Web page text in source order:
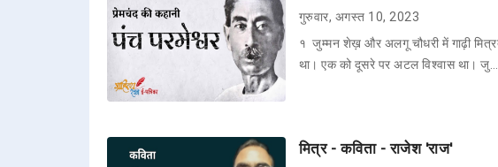
गुरुवार, अगस्त 10, 2023
१ जुम्मन शेख़ और अलगू चौधरी में गाढ़ी
था। एक को दूसरे पर अटल विश्वास था। जु…
मित्र - कविता - राजेश 'राज'